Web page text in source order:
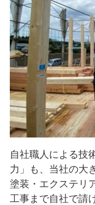
自社職人による技
力」も、当社の大
塗装・エクステリ
工事まで自社で請